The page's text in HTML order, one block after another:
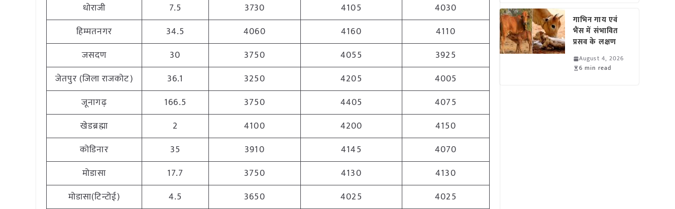
धोराजी
7.5 3730 4105
4030
हिम्मतनगर
34.5 4060 4160
4110
जसदण
30 3750 4055
3925
जेतपुर (जिला राजकोट)
36.1 3250 4205
4005
जूनागढ़
166.5 3750 4405
4075
खेडब्रह्मा
2 4100 4200
4150
कोडिनार
35 3910 4145
4070
मोडासा
17.7 3750 4130
4130
मोडासा(टिन्टोई)
4.5 3650 4025
4025
गाभिन गाय एवं
भैंस में संभावित
प्रसव के लक्षण
August 4, 2026
6 min read